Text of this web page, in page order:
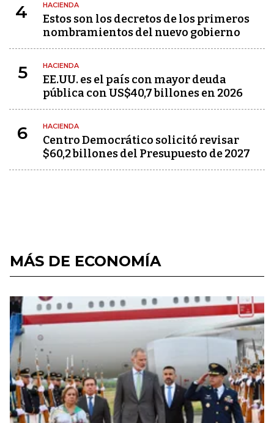
4 HACIENDA
Estos son los decretos de los primeros
nombramientos del nuevo gobierno
5 HACIENDA
EE.UU. es el país con mayor deuda
pública con US$40,7 billones en 2026
6 HACIENDA
Centro Democrático solicitó revisar
$60,2 billones del Presupuesto de 2027
MÁS DE ECONOMÍA